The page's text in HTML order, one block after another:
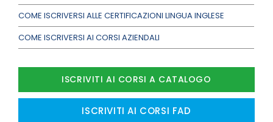
COME ISCRIVERSI ALLE CERTIFICAZIONI LINGUA INGLESE
COME ISCRIVERSI AI CORSI AZIENDALI
ISCRIVITI AI CORSI A CATALOGO
ISCRIVITI AI CORSI FAD